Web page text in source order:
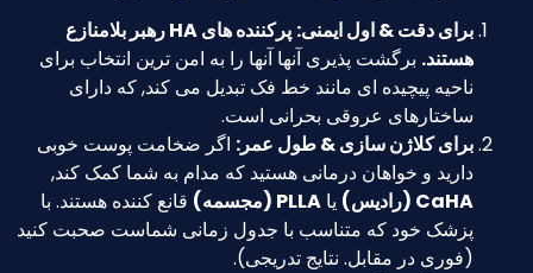
برای دقت & اول ایمنی:
پرکننده های HA رهبر بلامنازع
هستند.برگشت پذیری آنها آنها را به امن ترین انتخاب برای
ناحیه پیچیده ای مانند خط فک تبدیل می کند, که دارای
ساختارهای عروقی بحرانی است.
برای کلاژن سازی & طول عمر:اگر ضخامت پوست خوبی
دارید و خواهان درمانی هستید که مدام به شما کمک کند,
CaHA (رادیس)
یاPLLA (مجسمه)
قانع کننده هستند. با
پزشک خود که متناسب با جدول زمانی شماست صحبت کنید
(فوری در مقابل. نتایج تدریجی).